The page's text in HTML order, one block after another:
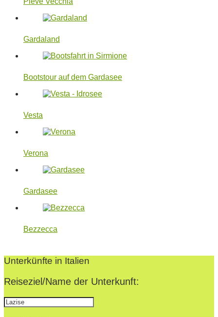
Gardaland
Bootstour auf dem Gardasee
Vesta
Verona
Gardasee
Bezzecca
07-
28
Unterkünfte in Italien
Reiseziel/Name der Unterkunft: